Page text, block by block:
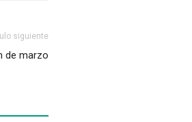
siguiente
de marzo